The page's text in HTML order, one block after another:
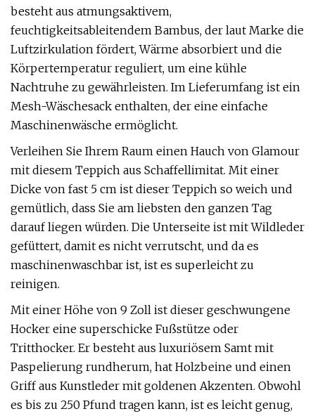
besteht aus atmungsaktivem,
feuchtigkeitsableitendem Bambus, der laut Marke die
Luftzirkulation fördert, Wärme absorbiert und die
Körpertemperatur reguliert, um eine kühle
Nachtruhe zu gewährleisten. Im Lieferumfang ist ein
Mesh-Wäschesack enthalten, der eine einfache
Maschinenwäsche ermöglicht.
Verleihen Sie Ihrem Raum einen Hauch von Glamour
mit diesem Teppich aus Schaffellimitat. Mit einer
Dicke von fast 5 cm ist dieser Teppich so weich und
gemütlich, dass Sie am liebsten den ganzen Tag
darauf liegen würden. Die Unterseite ist mit Wildleder
gefüttert, damit es nicht verrutscht, und da es
maschinenwaschbar ist, ist es superleicht zu
reinigen.
Mit einer Höhe von 9 Zoll ist dieser geschwungene
Hocker eine superschicke Fußstütze oder
Tritthocker. Er besteht aus luxuriösem Samt mit
Paspelierung rundherum, hat Holzbeine und einen
Griff aus Kunstleder mit goldenen Akzenten. Obwohl
es bis zu 250 Pfund tragen kann, ist es leicht genug,